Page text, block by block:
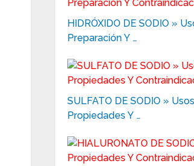
HIDRÓXIDO DE SODIO »
Preparación Y …
SULFATO DE SODIO »
Propiedades Y …